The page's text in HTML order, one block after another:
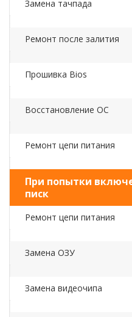
Замена тачпада
Ремонт после залития
Прошивка Bios
Восстановление ОС
Ремонт цепи питания
При попытки
писк
Ремонт цепи питания
Замена ОЗУ
Замена видеочипа